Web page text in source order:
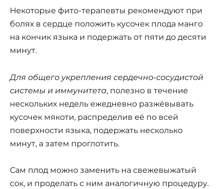
Некоторые фито-терапевты рекомендуют при
болях в сердце положить кусочек плода манго
на кончик языка и подержать от пяти до десяти
минут.
Для общего укрепления сердечно-сосудистой
системы и иммунитета, полезно в течение
нескольких недель ежедневно разжёвывать
кусочек мякоти, распределив её по всей
поверхности языка, подержать несколько
минут, а затем проглотить.
Сам плод можно заменить на свежевыжатый
сок, и проделать с ним аналогичную процедуру.